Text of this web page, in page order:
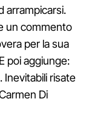
arrampicarsi.
un commento
per la sua
poi aggiunge:
. Inevitabili risate
Di